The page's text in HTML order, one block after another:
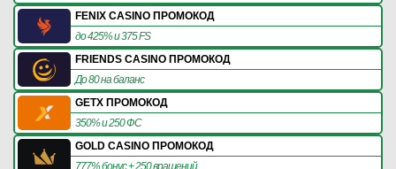
FENIX CASINO ПРОМОКОД
до 425% и 375 FS
FRIENDS CASINO ПРОМОКОД
До 80 на баланс
GETX ПРОМОКОД
350% и 250 ФС
GOLD CASINO ПРОМОКОД
777% бонус + 250 вращений